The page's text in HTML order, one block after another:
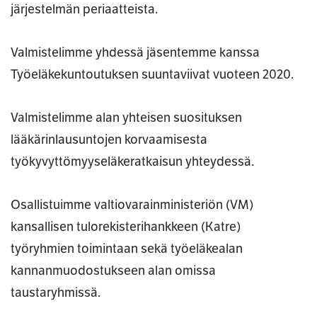
järjestelmän periaatteista.
Valmistelimme yhdessä jäsentemme kanssa
Työeläkekuntoutuksen suuntaviivat vuoteen 2020.
Valmistelimme alan yhteisen suosituksen
lääkärinlausuntojen korvaamisesta
työkyvyttömyyseläkeratkaisun yhteydessä.
Osallistuimme valtiovarainministeriön (VM)
kansallisen tulorekisterihankkeen (Katre)
työryhmien toimintaan sekä työeläkealan
kannanmuodostukseen alan omissa
taustaryhmissä.